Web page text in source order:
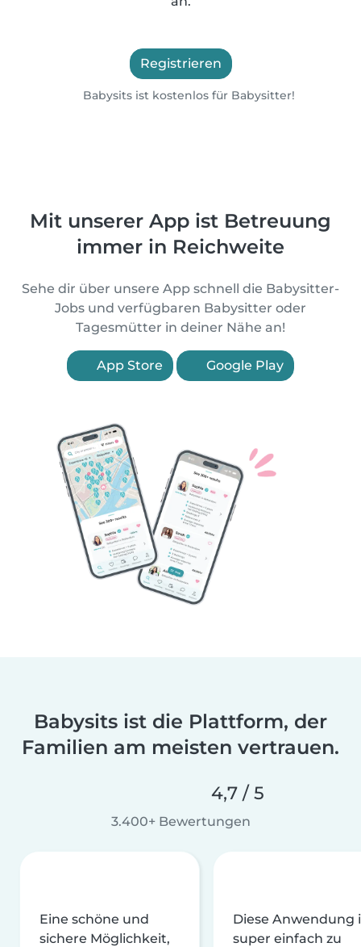
Registrieren
Babysits ist kostenlos für Babysitter!
Mit unserer App ist Betreuung
immer in Reichweite
Sehe dir über unsere App schnell die Babysitter-
Jobs und verfügbaren Babysitter oder
Tagesmütter in deiner Nähe an!
App Store Google Play
Babysits ist die Plattform, der
Familien am meisten vertrauen.
4,7 / 5
3.400+ Bewertungen
Eine schöne und
sichere Möglichkeit,
Diese Anwendung
super einfach zu